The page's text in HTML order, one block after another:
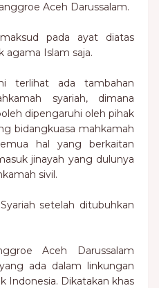
Aceh Darussalam.
pada ayat diatas
agama Islam saja.
terlihat ada tambahan
syariah, dimana
dipengaruhi oleh pihak
bidangkuasa mahkamah
hal yang berkaitan
jinayah yang dulunya
sivil.
setelah ditubuhkan
Aceh Darussalam
ada dalam linkungan
Indonesia. Dikatakan khas